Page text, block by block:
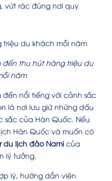
vứt rác đúng nơi quy
thu hút hàng triệu du
năm
đến nổi tiếng với cảnh sắc
là nơi lưu giữ những dấu
của Hàn Quốc. Nếu
Hàn Quốc và muốn có
du lịch đảo Nami của
lý tưởng.
lý, hướng dẫn viên